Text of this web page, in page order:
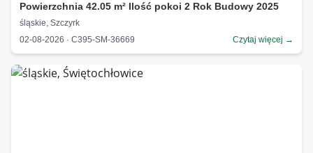
Powierzchnia 42.05 m² Ilość pokoi 2 Rok Budowy 2025
śląskie, Szczyrk
02-08-2026 · C395-SM-36669
Czytaj więcej →